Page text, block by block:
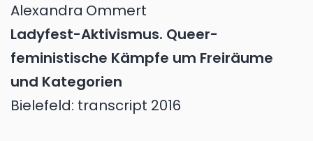
Alexandra Ommert
Ladyfest-Aktivismus. Queer-
feministische Kämpfe um Freiräume
und Kategorien
Bielefeld: transcript 2016